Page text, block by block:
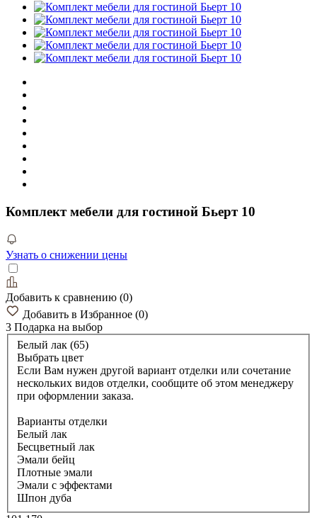
Комплект мебели для гостиной Бьерт 10
Узнать о снижении цены
Добавить к сравнению (0)
Добавить в Избранное (0)
3 Подарка на выбор
Белый лак (65)
Выбрать цвет
Если Вам нужен другой вариант отделки или сочетание
нескольких видов отделки, сообщите об этом менеджеру
при оформлении заказа.
Варианты отделки
Белый лак
Бесцветный лак
Эмали бейц
Плотные эмали
Эмали с эффектами
Шпон дуба